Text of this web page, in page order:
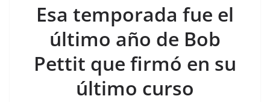
Esa temporada fue el
último año de Bob
Pettit que firmó en su
último curso